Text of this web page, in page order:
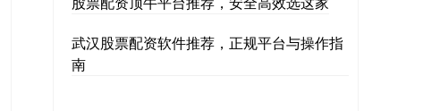
武汉股票配资软件推荐，正规平台与操作指
南